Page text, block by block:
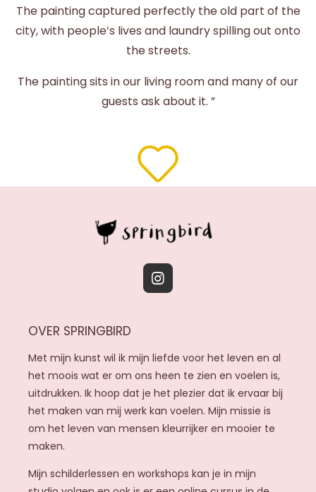
The painting captured perfectly the old part of the
city, with people’s lives and laundry spilling out onto
the streets.
The painting sits in our living room and many of our
guests ask about it. ”
I
a
g
r
a
m
OVER SPRINGBIRD
Met mijn kunst wil ik mijn liefde voor het leven en al
het moois wat er om ons heen te zien en voelen is,
uitdrukken. Ik hoop dat je het plezier dat ik ervaar bij
het maken van mij werk kan voelen. Mijn missie is
om het leven van mensen kleurrijker en mooier te
maken.
Mijn schilderlessen en workshops kan je in mijn